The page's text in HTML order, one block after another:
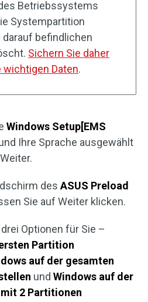
Betriebssystems
Systempartition
befindlichen
Sichern Sie daher
wichtigen Daten.
Windows Setup[EMS
Ihre Sprache ausgewählt
des ASUS Preload
Sie auf Weiter klicken.
Optionen für Sie –
Partition
auf der gesamten
und Windows auf der
2 Partitionen